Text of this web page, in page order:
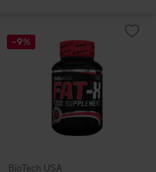
-9%
BioTech USA